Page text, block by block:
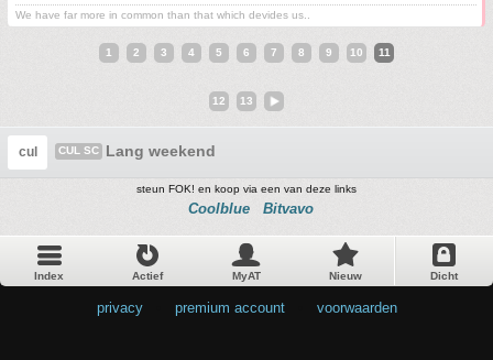
We have far more in common than that which devides us..
1 2 3 4 5 6 7 8 9 10 11
12 13
cul CUL SC Lang weekend
steun FOK! en koop via een van deze links
Coolblue Bitvavo
Index Actief MyAT Nieuw Dicht
privacy premium account voorwaarden